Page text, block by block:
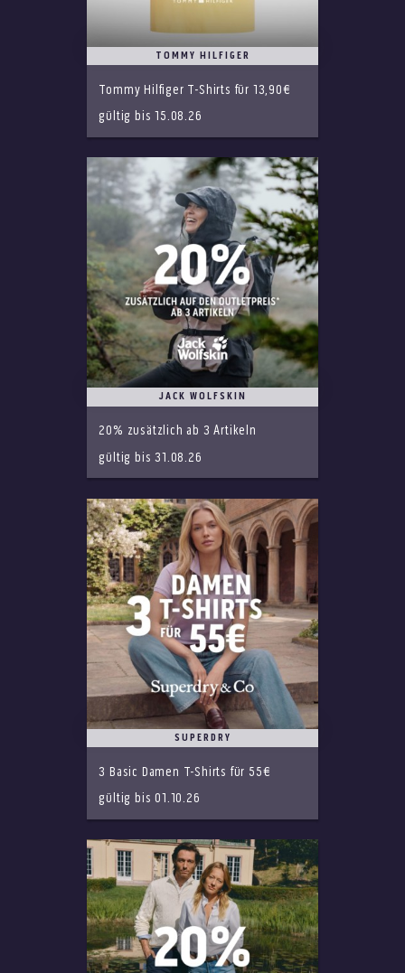
TOMMY HILFIGER
Tommy Hilfiger T-Shirts für 13,90€
gültig bis 15.08.26
JACK WOLFSKIN
20% zusätzlich ab 3 Artikeln
gültig bis 31.08.26
SUPERDRY
3 Basic Damen T-Shirts für 55€
gültig bis 01.10.26